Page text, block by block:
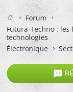
Forum
Futura-Techno :
technologies
Électronique
